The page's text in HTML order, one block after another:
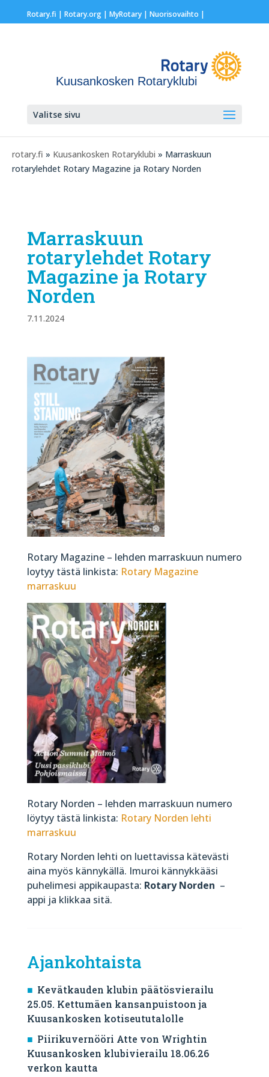
Rotary.fi | Rotary.org| MyRotary | Nuorisovaihto |
Kuusankosken Rotaryklubi
Valitse sivu
rotary.fi » Kuusankosken Rotaryklubi » Marraskuun
rotarylehdet Rotary Magazine ja Rotary Norden
Marraskuun
rotarylehdet Rotary
Magazine ja Rotary
Norden
7.11.2024
Rotary Magazine – lehden marraskuun numero
loytyy tästä linkista: Rotary Magazine
marraskuu
Rotary Norden – lehden marraskuun numero
löytyy tästä linkista: Rotary Norden lehti
marraskuu
Rotary Norden lehti on luettavissa kätevästi
aina myös kännykällä. Imuroi kännykkääsi
puhelimesi appikaupasta: Rotary Norden –
appi ja klikkaa sitä.
Ajankohtaista
Kevätkauden klubin päätösvierailu
25.05. Kettumäen kansanpuistoon ja
Kuusankosken kotiseututalolle
Piirikuvernööri Atte von Wrightin
Kuusankosken klubivierailu 18.06.26
verkon kautta